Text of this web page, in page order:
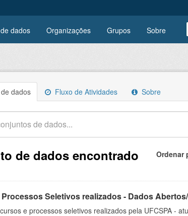
dados Organizações Grupos Sobre
dados Fluxo de Atividades Sobre
Ordenar
de dados encontrado
Seletivos realizados - Dados
e processos seletivos realizados pela UFCSPA -